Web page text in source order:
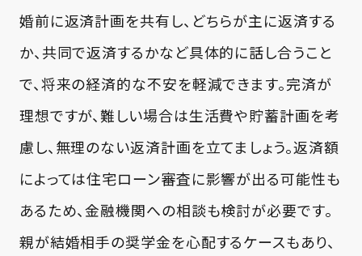
婚前に返済計画を共有し、どちらが主に返済する
か、共同で返済するかなど具体的に話し合うこと
で、将来の経済的な不安を軽減できます。完済が
理想ですが、難しい場合は生活費や貯蓄計画を考
慮し、無理のない返済計画を立てましょう。返済額
によっては住宅ローン審査に影響が出る可能性も
あるため、金融機関への相談も検討が必要です。
親が結婚相手の奨学金を心配するケースもあり、